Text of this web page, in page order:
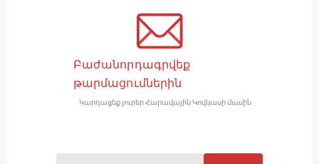
Բաժանորդագրվեք
թարմացումներին
Կարդացեք լուրեր Հարավային Կովկասի մասին